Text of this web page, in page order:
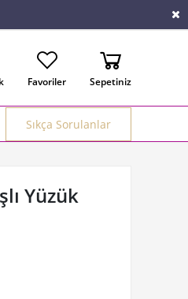
Favoriler Sepetiniz
Sıkça Sorulanlar
Yüzük